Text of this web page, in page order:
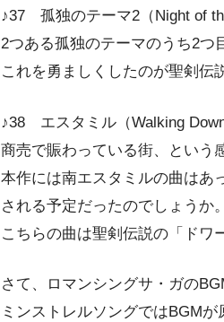
♪37 孤独のテーマ2（Night of
2つある孤独のテーマのうち2つ
これを勇ましくしたのが聖剣伝
♪38 エスタミル（Walking
商売で賑わっている街、という
本作には南エスタミルの曲はあ
される予定だったのでしょうか。
こちらの曲は聖剣伝説の「ドワ
さて、ロマンシングサ・ガの
ミンストレルソングではBGM